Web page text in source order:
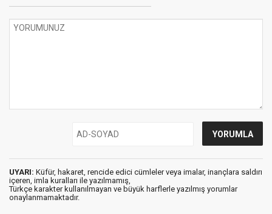
UYARI: Küfür, hakaret, rencide edici cümleler veya imalar, inançlara saldırı
içeren, imla kuralları ile yazılmamış,
Türkçe karakter kullanılmayan ve büyük harflerle yazılmış yorumlar
onaylanmamaktadır.